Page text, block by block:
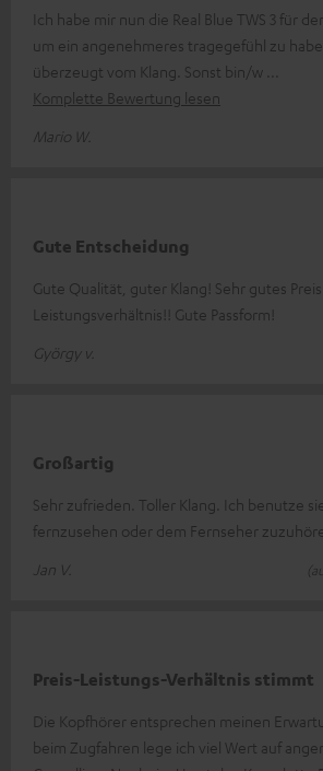
Ich habe mir nun die Real Blue TWS 3 für
um ein angenehmeres tragegefühl zu
überzeugt vom Klang. Sonst bin/w
Komplette Bewertung lesen
Mario W.
Gute Entscheidung
Gute Qualität, guter Klang! Sehr gutes
Leistungsverhältnis!! Gute Passform!
György v.
Großartig
Sehr zufrieden. Toller Klang. Ich benutze
fernzusehen oder dem Fernseher
Jan V.
Preis-Leistungs-Verhältnis stimmt
Die Kopfhörer entsprechen meinen
beim Zugfahren lege ich viel Wert auf